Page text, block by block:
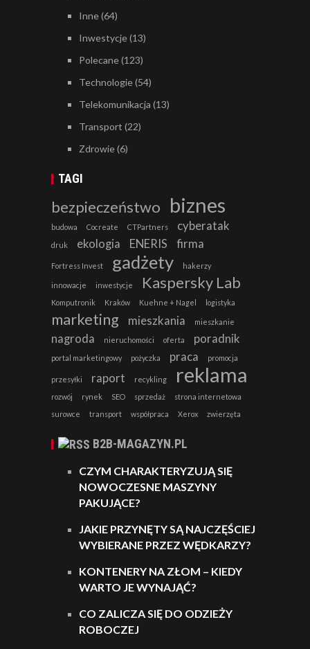
Inne(64)
Inwestycje(13)
Polecane(123)
Technologie(54)
Telekomunikacja (13)
Transport (22)
Zdrowie(6)
TAGI
bezpieczeństwo biznes
budowa Cocreate CTPartners cyberatak
druk ekologia ENERIS firma
Fortress Invest gadżety hakerzy
innowacje inwestycje Kaspersky Lab
Komputronik Kraków Kuehne + Nagel logistyka
marketing mieszkania mieszkanie
nagroda nieruchomości oferta poradnik
portal marketingowy pożyczka praca promocja
przesyłki raport recykling reklama
rozwój rynek SEO sprzedaż
strona internetowa
surowce
transport współpraca Xerox zwierzęta
B2B-MAGAZYN.PL
CZYM CHARAKTERYZUJĄ SIĘ
NOWOCZESNE MASZYNY
PAKUJĄCE?
JAKIE PRZYNĘTY SĄ NAJCZĘŚCIEJ
WYBIERANE PRZEZ WĘDKARZY?
KONTENERY NA ZŁOM – KIEDY
WARTO JE WYNAJĄĆ?
CO ZALICZA SIĘ DO ODZIEŻY
ROBOCZEJ